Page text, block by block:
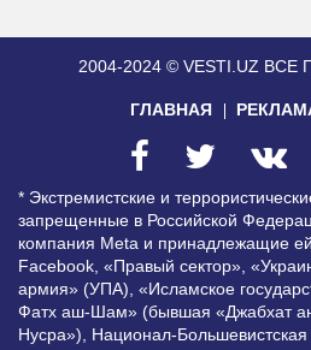
2004-2024 © VESTI.UZ ВСЕ
ГЛАВНАЯ
* Экстремистские и
запрещенные в Российской
компания Meta и принадлежащие
Facebook, «Правый сектор»,
армия» (УПА), «Исламское
Фатх аш-Шам» (бывшая «Джабхат
Нусра»), Национал-